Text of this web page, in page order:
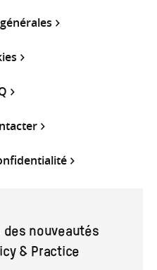
des nouveautés
& Practice